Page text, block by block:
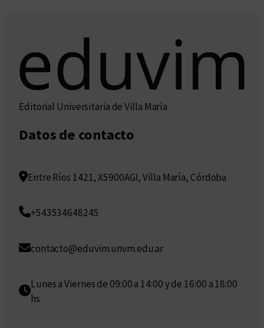
Editorial Universitaria de Villa María
Datos de contacto
Entre Ríos 1421, X5900AGI, Villa María, Córdoba
+543534648245
contacto@eduvim.unvm.edu.ar
Lunes a Viernes de 09:00 a 14:00 y de 16:00 a 18:00
hs